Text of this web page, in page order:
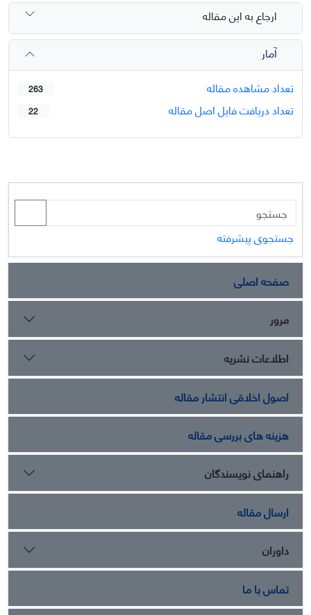
ارجاع به این مقاله
آمار
تعداد مشاهده مقاله
263
تعداد دریافت فایل اصل مقاله 22
جستجوی پیشرفته
صفحه اصلی
مرور
اطلاعات نشریه
اصول اخلاقی انتشار مقاله
هزینه های بررسی مقاله
راهنمای نویسندگان
ارسال مقاله
داوران
تماس با ما